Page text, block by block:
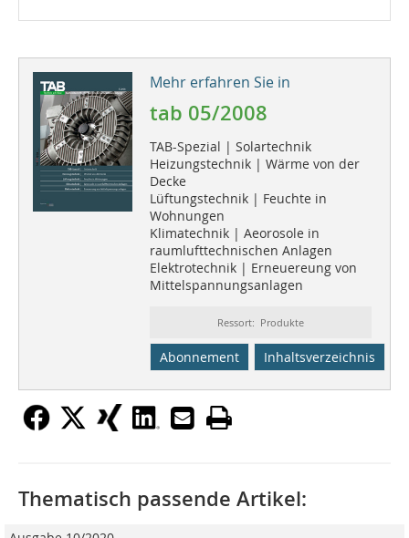
Mehr erfahren Sie in
tab 05/2008
TAB-Spezial | Solartechnik
Heizungstechnik | Wärme von der
Decke
Lüftungstechnik | Feuchte in
Wohnungen
Klimatechnik | Aeorosole in
raumlufttechnischen Anlagen
Elektrotechnik | Erneuereung von
Mittelspannungsanlagen
Ressort: Produkte
Abonnement Inhaltsverzeichnis
Thematisch passende Artikel: